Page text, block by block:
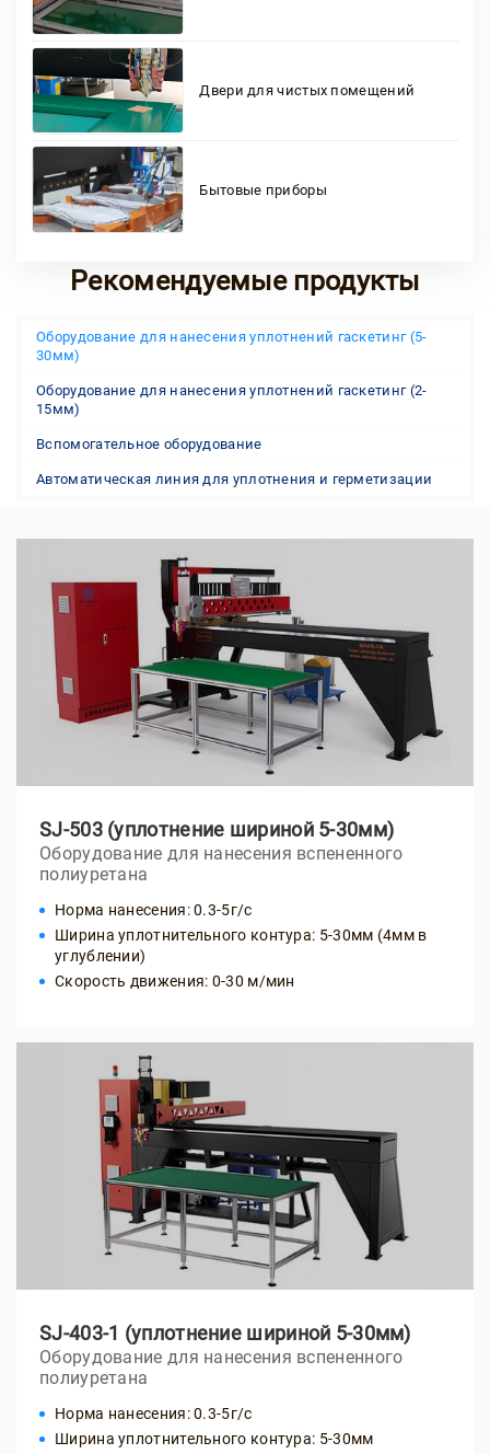
Двери для чистых помещений
Бытовые приборы
Рекомендуемые продукты
Оборудование для нанесения уплотнений гаскетинг (5-
30мм)
Оборудование для нанесения уплотнений гаскетинг (2-
15мм)
Вспомогательное оборудование
Автоматическая линия для уплотнения и герметизации
SJ-503 (уплотнение шириной 5-30мм)
Оборудование для нанесения вспененного
полиуретана
Норма нанесения: 0.3-5г/с
Ширина уплотнительного контура: 5-30мм (4мм в
углублении)
Скорость движения: 0-30 м/мин
SJ-403-1 (уплотнение шириной 5-30мм)
Оборудование для нанесения вспененного
полиуретана
Норма нанесения: 0.3-5г/с
Ширина уплотнительного контура: 5-30мм